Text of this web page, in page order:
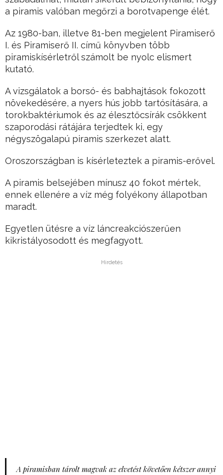
a piramis valóban megőrzi a borotvapenge élét.
Az 1980-ban, illetve 81-ben megjelent Piramiserő
I. és Piramiserő II. című könyvben több
piramiskísérletről számolt be nyolc elismert
kutató.
A vizsgálatok a borsó- és babhajtások fokozott
növekedésére, a nyers hús jobb tartósítására, a
torokbaktériumok és az élesztőcsírák csökkent
szaporodási rátájára terjedtek ki, egy
négyszögalapú piramis szerkezet alatt.
Oroszországban is kísérleteztek a piramis-erővel.
A piramis belsejében mínusz 40 fokot mértek,
ennek ellenére a víz még folyékony állapotban
maradt.
Egyetlen ütésre a víz láncreakciószerűen
kikristályosodott és megfagyott.
Hirdetés
A piramisban tárolt magvak az elvetést követően kétszer annyi